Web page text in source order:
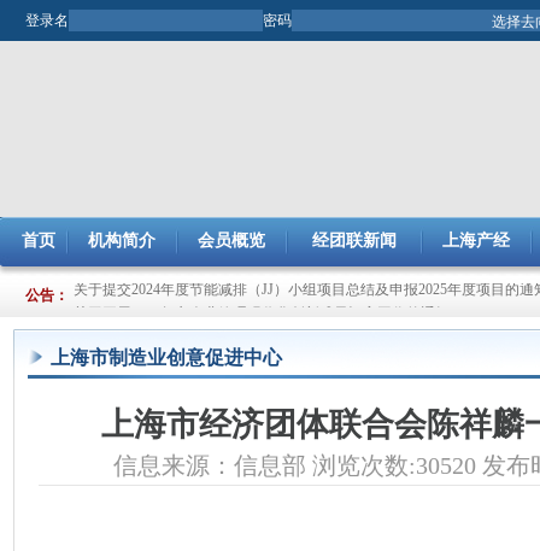
登录名 密码
首页 机构简介 会员概览 经团联新闻 上海产经
公告：
关于提交2024年度节能减排（JJ）小组项目总结及申报2025年度项目的通
关于开展2025年市企业管理现代化创新成果评审工作的通知
上海市制造业创意促进中心
上海市经济团体联合会陈祥麟
信息来源：信息部 浏览次数:30520 发布